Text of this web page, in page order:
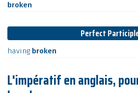
broken
Perfect
having broken
L'impératif en anglais,